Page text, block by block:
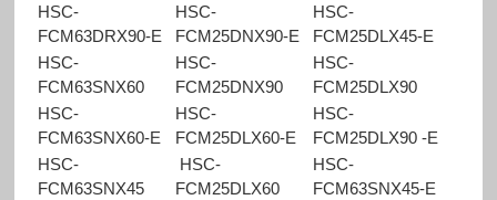
HSC-
FCM63DRX90-E
HSC-
FCM25DNX90-E
HSC-
FCM25DLX45-E
HSC-
FCM63SNX60
HSC-
FCM25DNX90
HSC-
FCM25DLX90
HSC-
FCM63SNX60-E
HSC-
FCM25DLX60-E
HSC-
FCM25DLX90 -E
HSC-
FCM63SNX45
HSC-
FCM25DLX60
HSC-
FCM63SNX45-E